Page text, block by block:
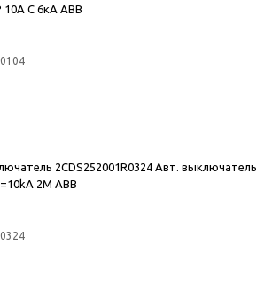
C 6кА ABB
2CDS252001R0324 Авт. выключатель
2M ABB